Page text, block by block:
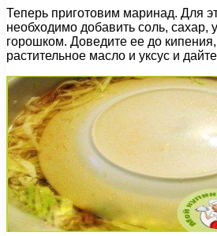
Теперь приготовим маринад. Для
необходимо добавить соль, сахар,
горошком. Доведите ее до
растительное масло и уксус и